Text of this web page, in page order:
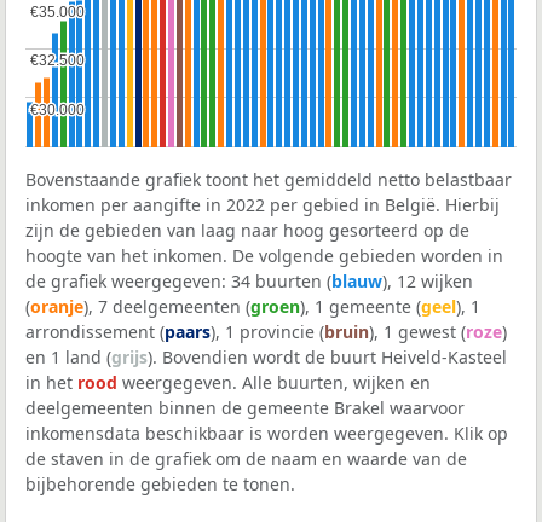
€30.000
€30.000
€32.500
€32.500
€35.000
€35.000
Bovenstaande grafiek toont het gemiddeld netto belastbaar
inkomen per aangifte in 2022 per gebied in België. Hierbij
zijn de gebieden van laag naar hoog gesorteerd op de
hoogte van het inkomen. De volgende gebieden worden in
de grafiek weergegeven: 34 buurten (blauw), 12 wijken
(oranje), 7 deelgemeenten (groen), 1 gemeente (geel), 1
arrondissement (paars), 1 provincie (bruin), 1 gewest (roze)
en 1 land (grijs). Bovendien wordt de buurt Heiveld-Kasteel
in het rood weergegeven. Alle buurten, wijken en
deelgemeenten binnen de gemeente Brakel waarvoor
inkomensdata beschikbaar is worden weergegeven. Klik op
de staven in de grafiek om de naam en waarde van de
bijbehorende gebieden te tonen.